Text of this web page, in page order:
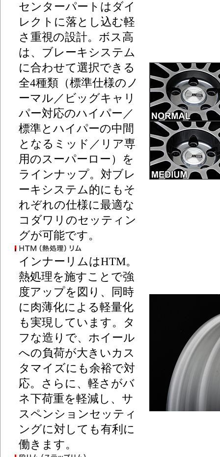
センターパートはダイ
レクトに落とし込む軽
さ重視の設計。ボス高
は、ブレーキシステム
に合わせて選択できる
全4種類（標準仕様のノ
ーマル／ビッグキャリ
パー対応のハイパー／
標準とハイパーの中間
となるミッド／リア専
用のスーパーロー）を
ラインナップ。対ブレ
ーキシステム的にもそ
れぞれの仕様に最適な
コダワリのセッティン
グが可能です。
インナーリムはHTM。
熱処理を施すことで強
度アップを図り、同時
に肉薄化による軽量化
も実現しています。タ
フな造りで、ホイール
への負荷が大きいカス
タマイズにも余裕で対
応。さらに、軽さがバ
ネ下荷重を軽減し、サ
スペンションセッティ
ングに対しても有利に
働きます。